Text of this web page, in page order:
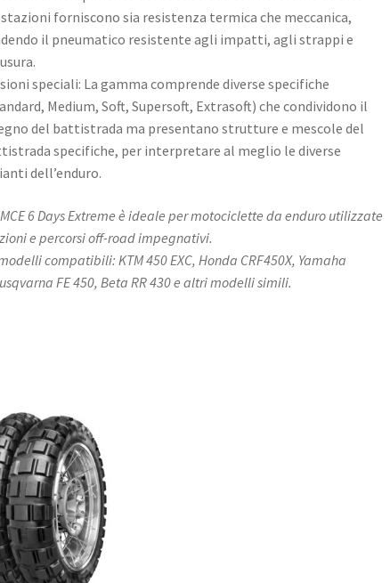
forniscono sia resistenza termica che meccanica,
il pneumatico resistente agli impatti, agli strappi e
speciali: La gamma comprende diverse specifiche
Medium, Soft, Supersoft, Extrasoft) che condividono il
del battistrada ma presentano strutture e mescole del
specifiche, per interpretare al meglio le diverse
dell’enduro.
6 Days Extreme è ideale per motociclette da enduro utilizzate
e percorsi off-road impegnativi.
compatibili: KTM 450 EXC, Honda CRF450X, Yamaha
FE 450, Beta RR 430 e altri modelli simili.